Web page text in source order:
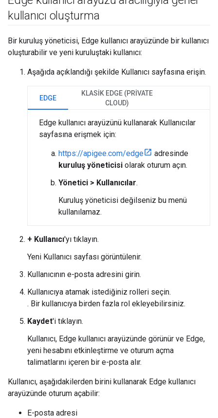
kullanıcı oluşturma
Bir kuruluş yöneticisi, Edge kullanıcı arayüzünde bir kullanıcı
oluşturabilir ve yeni kuruluştaki kullanıcı:
Aşağıda açıklandığı şekilde Kullanıcı sayfasına erişin.
EDGE
KLASIK EDGE (PRIVATE
CLOUD)
Edge kullanıcı arayüzünü kullanarak Kullanıcılar
sayfasına erişmek için:
https://apigee.com/edge
adresinde
kuruluş yöneticisi olarak oturum açın.
Yönetici > Kullanıcılar.
Kuruluş yöneticisi değilseniz bu menü
kullanılamaz.
+ Kullanıcı'yı tıklayın.
Yeni Kullanıcı sayfası görüntülenir.
Kullanıcının e-posta adresini girin.
Kullanıcıya atamak istediğiniz rolleri seçin.
. Bir kullanıcıya birden fazla rol ekleyebilirsiniz.
Kaydet'i tıklayın.
Kullanıcı, Edge kullanıcı arayüzünde görünür ve Edge,
yeni hesabını etkinleştirme ve oturum açma
talimatlarını içeren bir e-posta alır.
Kullanıcı, aşağıdakilerden birini kullanarak Edge kullanıcı
arayüzünde oturum açabilir:
E-posta adresi